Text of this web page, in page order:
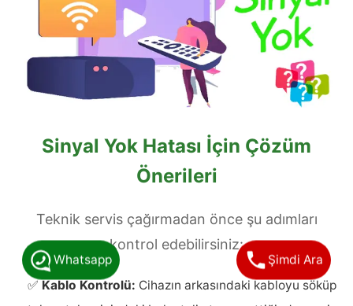
Sinyal Yok Hatası İçin Çözüm
Önerileri
Teknik servis çağırmadan önce şu adımları
kontrol edebilirsiniz:
✅ Kablo Kontrolü: Cihazın arkasındaki kabloyu söküp
Şimdi Ara
Whatsapp